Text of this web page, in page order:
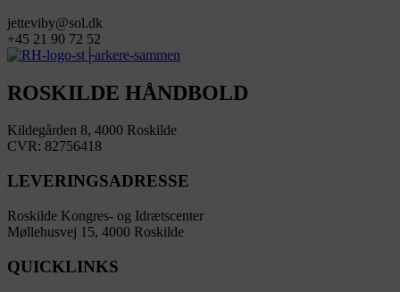
jetteviby@sol.dk
+45 21 90 72 52
ROSKILDE HÅNDBOLD
Kildegården 8, 4000 Roskilde
CVR: 82756418
LEVERINGSADRESSE
Roskilde Kongres- og Idrætscenter
Møllehusvej 15, 4000 Roskilde
QUICKLINKS